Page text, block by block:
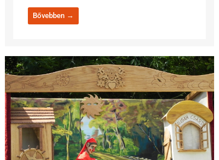
Bővebben →